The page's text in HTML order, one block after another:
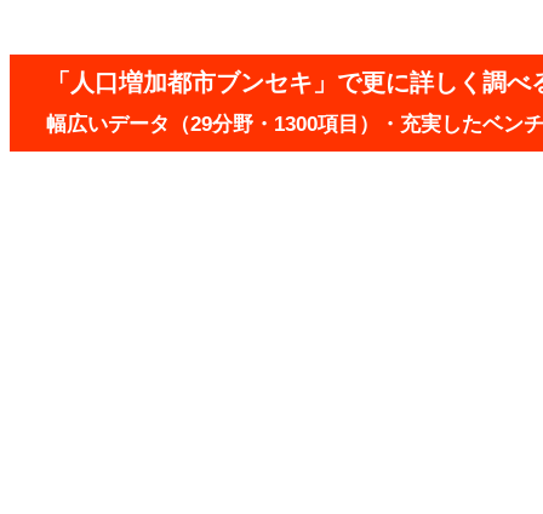
「人口増加都市ブンセキ」で更に詳しく調べ
幅広いデータ（29分野・1300項目）・充実したベン